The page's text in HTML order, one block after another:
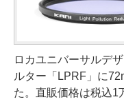
ロカユニバーサルデ
ルター「LPRF」に
た。直販価格は税込1